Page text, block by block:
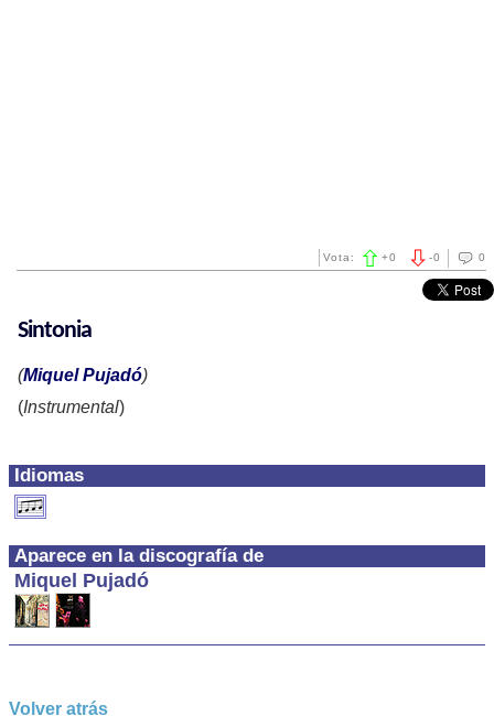
0
-0
Vota: +0
Idiomas
Aparece en la discografía de
Miquel Pujadó
Sintonia
(Miquel Pujadó)
(Instrumental)
Volver atrás